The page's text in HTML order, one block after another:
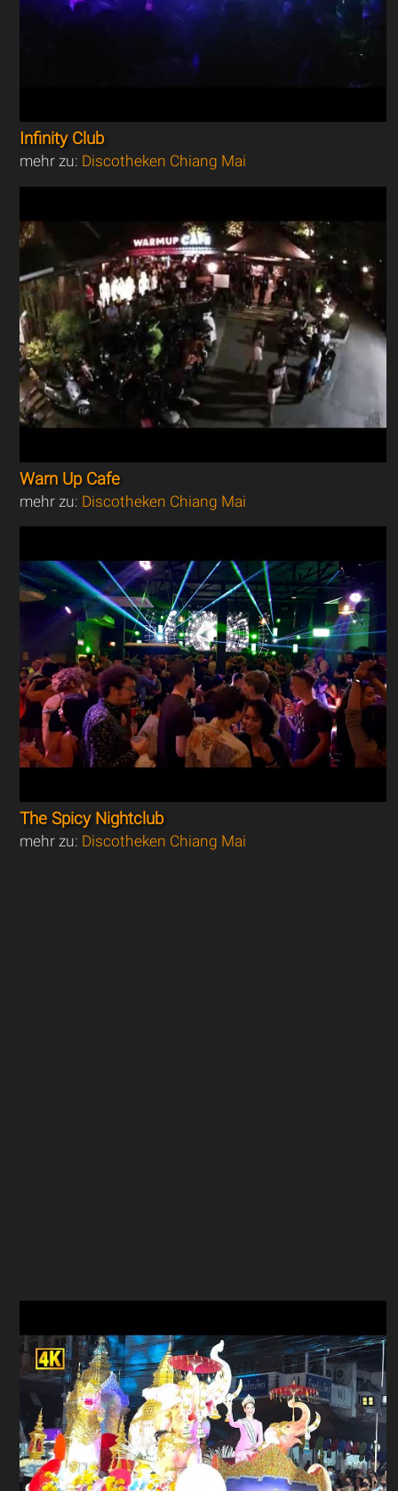
Infinity Club
mehr zu: Discotheken Chiang Mai
Warn Up Cafe
mehr zu: Discotheken Chiang Mai
The Spicy Nightclub
mehr zu: Discotheken Chiang Mai